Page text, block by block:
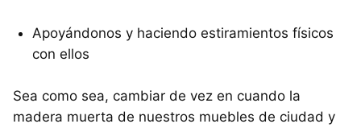
Apoyándonos y haciendo estiramientos físicos
con ellos
Sea como sea, cambiar de vez en cuando la
madera muerta de nuestros muebles de ciudad y